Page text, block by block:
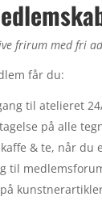
frirum med fri
får du:
til atelieret
på alle
& te, når du
til